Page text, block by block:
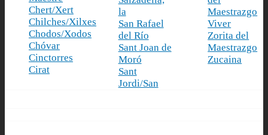
Chert/Xert
Chilches/Xilxes
Chodos/Xodos
Chóvar
Cinctorres
Cirat
la
San Rafael
del Río
Sant Joan de
Moró
Sant
Jordi/San
Maestrazgo
Viver
Zorita del
Maestrazgo
Zucaina